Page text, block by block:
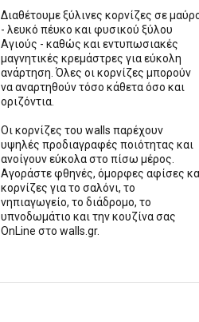
Διαθέτουμε ξύλινες κορνίζες σε
- λευκό πέυκο και φυσικού ξύλου
Αγιούς - καθώς και εντυπωσιακές
μαγνητικές κρεμάστρες για εύκολη
ανάρτηση. Όλες οι κορνίζες μπορούν
να αναρτηθούν τόσο κάθετα όσο και
οριζόντια.
Οι κορνίζες του walls παρέχουν
υψηλές προδιαγραφές ποιότητας και
ανοίγουν εύκολα στο πίσω μέρος.
Αγοράστε φθηνές, όμορφες αφίσες
κορνίζες για το σαλόνι, το
νηπιαγωγείο, το διάδρομο, το
υπνοδωμάτιο και την κουζίνα σας
OnLine στο walls.gr.